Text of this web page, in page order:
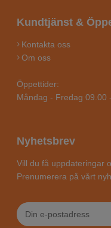
Kundtjänst &
Kontakta oss
Om oss
Öppettider:
Måndag - Fredag 09.00
Nyhetsbrev
Vill du få uppdateringar
Prenumerera på vårt